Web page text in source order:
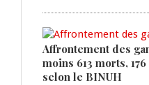
Affrontement des
moins 613 morts,
selon le BINUH